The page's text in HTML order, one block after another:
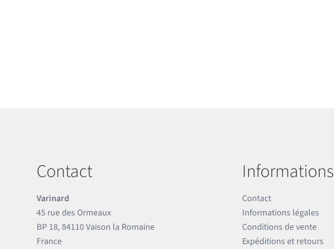
Contact
Varinard
45 rue des Ormeaux
BP 18, 84110 Vaison la Romaine
France
Informations
Contact
Informations légales
Conditions de vente
Expéditions et retours